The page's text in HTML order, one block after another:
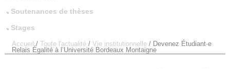
Soutenances de thèses
Stages
Accueil / Toute l'actualité/ Vie institutionnelle/ Devenez Étudiant·e
Relais Égalité à l’Université Bordeaux Montaigne